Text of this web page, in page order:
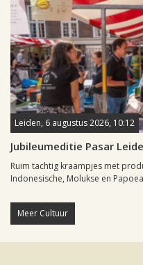
Leiden, 6 augustus 2026, 10:12
Jubileumeditie Pasar
Ruim tachtig kraampjes met
Indonesische, Molukse en
Meer Cultuur